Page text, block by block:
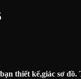
thiết kế,giác sơ